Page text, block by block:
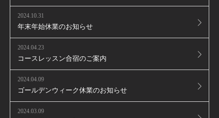
2024.10.31
年末年始休業のお知らせ
2024.04.23
コースレッスン合宿のご案内
2024.04.09
ゴールデンウィーク休業のお知らせ
2024.03.09